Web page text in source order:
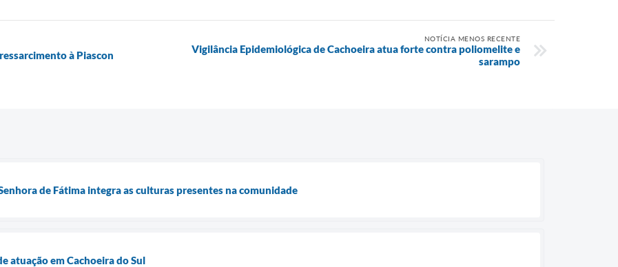
à Piascon
NOTÍCIA MENOS RECENTE
Vigilância Epidemiológica de Cachoeira atua forte contra poliomelite e
sarampo
de Fátima integra as culturas presentes na comunidade
atuação em Cachoeira do Sul